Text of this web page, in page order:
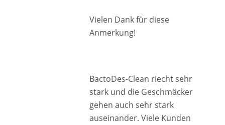
Vielen Dank für diese
Anmerkung!
BactoDes-Clean riecht sehr
stark und die Geschmäcker
gehen auch sehr stark
auseinander. Viele Kunden